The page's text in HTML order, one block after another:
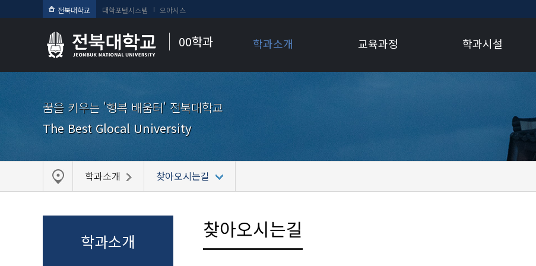
전북대학교 대학포털시스템 오아시스
00학과 학과소개 교육과정 학과시설
꿈을 키우는 '행복 배움터' 전북대학교
The Best Glocal University
학과소개 찾아오시는길
학과소개 찾아오시는길